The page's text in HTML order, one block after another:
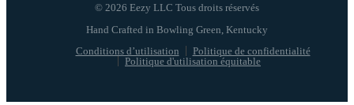
© 2026 Eezy LLC Tous droits réservés
Conditions d’utilisation
Politique de confidentialité
Politique d'utilisation équitable